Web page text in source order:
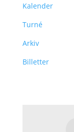
Kalender
Turné
Arkiv
Billetter